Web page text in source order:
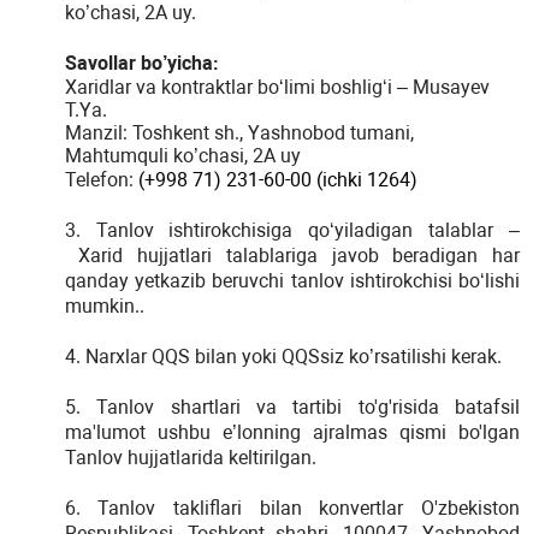
ko’chasi, 2A uy.
Savollar bo’yicha:
Xaridlar va kontraktlar bo‘limi boshlig‘i – Musayev
T.Ya.
Manzil: Toshkent sh., Yashnobod tumani,
Mahtumquli ko’chasi, 2A uy
Telefon: (+998 71) 231-60-00 (ichki 1264)
3. Tanlov ishtirokchisiga qo‘yiladigan talablar –
Xarid hujjatlari talablariga javob beradigan har
qanday yetkazib beruvchi tanlov ishtirokchisi bo‘lishi
mumkin..
4. Narxlar QQS bilan yoki QQSsiz ko’rsatilishi kerak.
5. Tanlov shartlari va tartibi to'g'risida batafsil
ma'lumot ushbu e’lonning ajralmas qismi bo'lgan
Tanlov hujjatlarida keltirilgan.
6. Tanlov takliflari bilan konvertlar O'zbekiston